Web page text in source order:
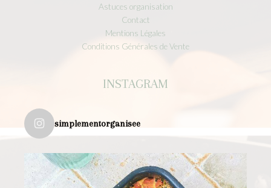
Astuces organisation
Contact
Mentions Légales
Conditions Générales de Vente
INSTAGRAM
simplementorganisee